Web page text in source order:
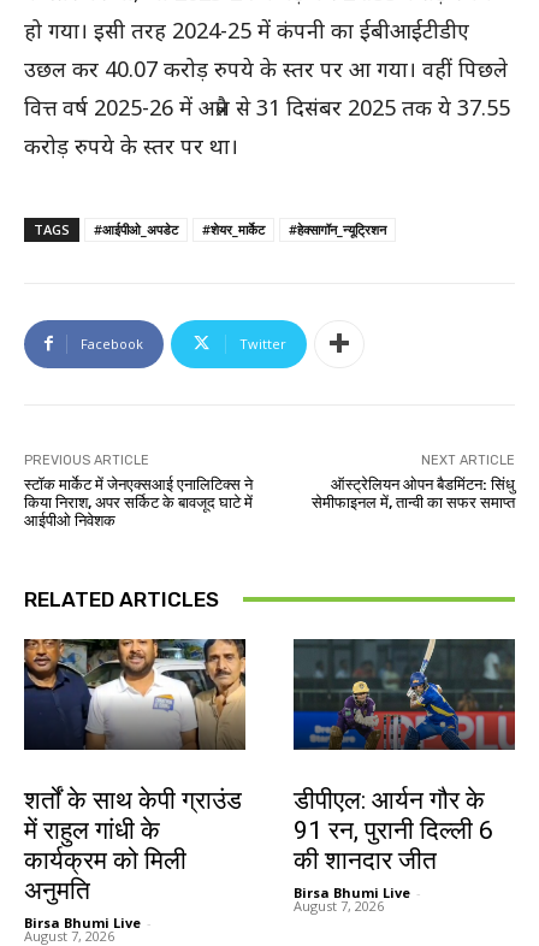
हो गया। इसी तरह 2024-25 में कंपनी का ईबीआईटीडीए
उछल कर 40.07 करोड़ रुपये के स्तर पर आ गया। वहीं पिछले
वित्त वर्ष 2025-26 में अप्रैल से 31 दिसंबर 2025 तक ये 37.55
करोड़ रुपये के स्तर पर था।
TAGS #आईपीओ_अपडेट #शेयर_मार्केट #हेक्सागॉन_न्यूट्रिशन
Facebook Twitter
PREVIOUS ARTICLE
स्टॉक मार्केट में जेनएक्सआई एनालिटिक्स ने
किया निराश, अपर सर्किट के बावजूद घाटे में
आईपीओ निवेशक
NEXT ARTICLE
ऑस्ट्रेलियन ओपन बैडमिंटन: सिंधु
सेमीफाइनल में, तान्वी का सफर समाप्त
RELATED ARTICLES
शर्तों के साथ केपी ग्राउंड
में राहुल गांधी के
कार्यक्रम को मिली
अनुमति
Birsa Bhumi Live -
August 7, 2026
डीपीएल: आर्यन गौर के
91 रन, पुरानी दिल्ली 6
की शानदार जीत
Birsa Bhumi Live -
August 7, 2026